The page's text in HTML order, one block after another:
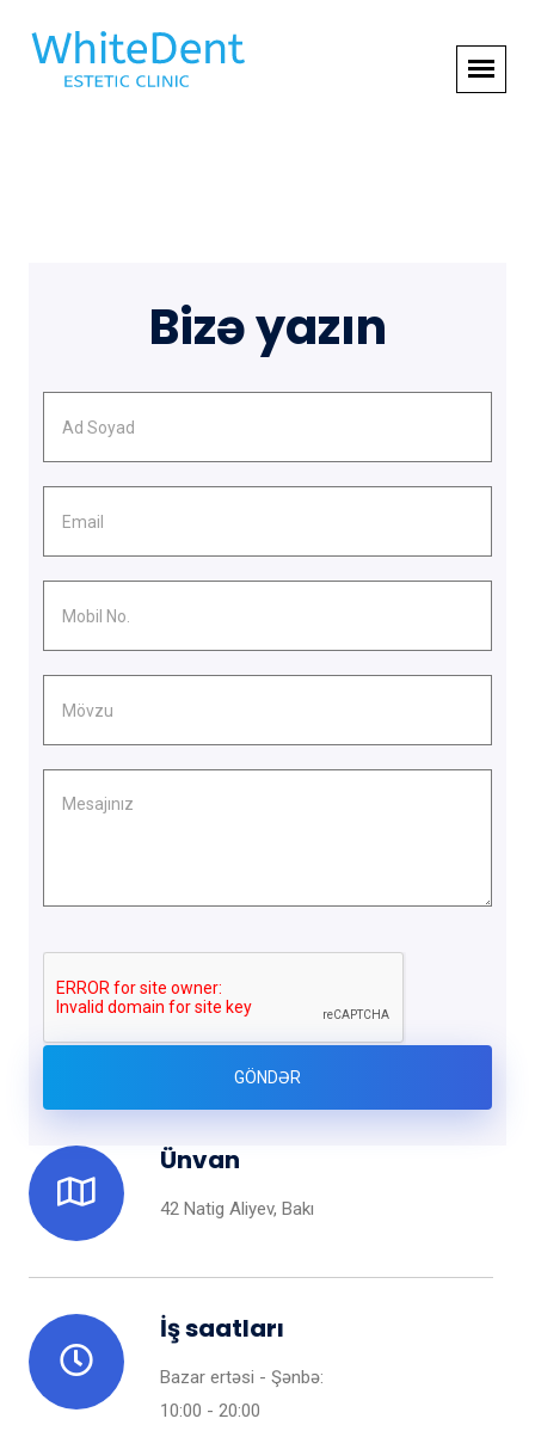
Ünvan
42 Natig Aliyev, Bakı
İş saatları
Bazar ertəsi - Şənbə:
10:00 - 20:00
Bizə yazın
GÖNDƏR